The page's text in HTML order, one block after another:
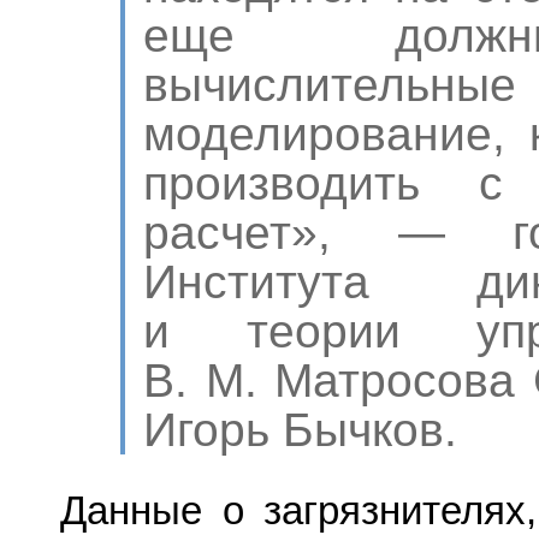
еще
моделирование,
производить
расчет», —
Института
и теории
В. М. Матросова
Игорь Бычков.
Данные о